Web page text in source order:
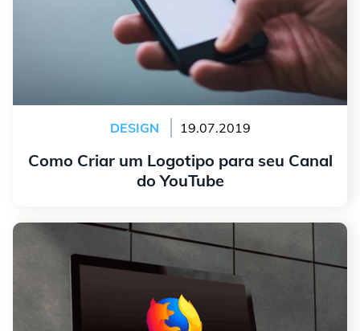
DESIGN 19.07.2019
Como Criar um Logotipo para seu Canal
do YouTube
A história por trás do logo do Mozilla Firefox